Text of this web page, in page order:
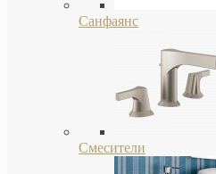
Санфаянс
Смесители